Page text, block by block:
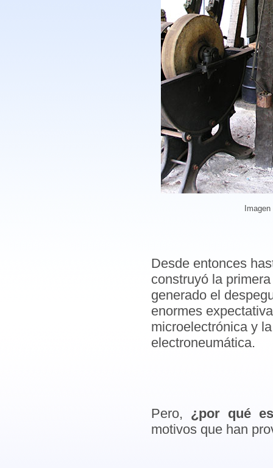
Desde entonces
construyó la
generado el
enormes
microelectrónica y
electroneumática.
Pero, ¿por qué
motivos que han